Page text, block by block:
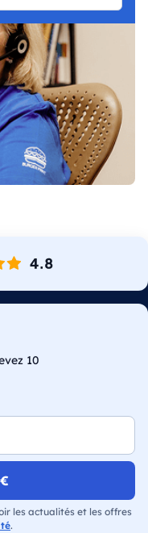
10
les actualités et les offres
.